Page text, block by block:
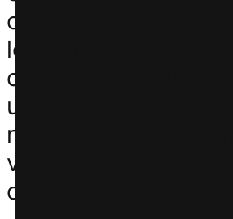
choix. Le défi ici est
les gens à réserver
contactant au lieu
une confirmation de
réservation
votre moteur de
ou OTA.